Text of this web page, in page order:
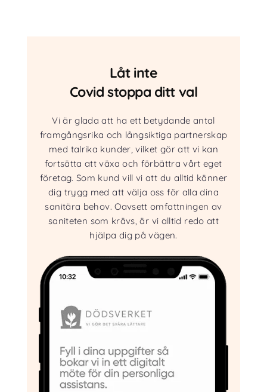
Låt inte
Covid stoppa ditt val
Vi är glada att ha ett betydande antal
framgångsrika och långsiktiga partnerskap
med talrika kunder, vilket gör att vi kan
fortsätta att växa och förbättra vårt eget
företag. Som kund vill vi att du alltid känner
dig trygg med att välja oss för alla dina
sanitära behov. Oavsett omfattningen av
saniteten som krävs, är vi alltid redo att
hjälpa dig på vägen.